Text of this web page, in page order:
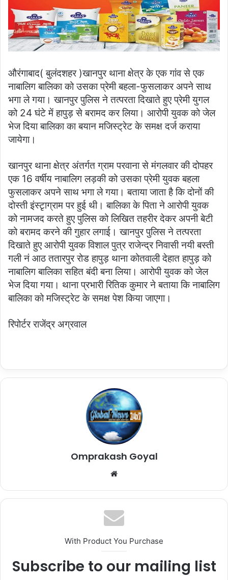
औरंगाबाद( बुलंदशहर )खानपुर थाना क्षेत्र के एक गांव से एक
नाबालिग बालिका को उसका प्रेमी बहला-फुसलाकर अपने साथ
भगा ले गया। खानपुर पुलिस ने तत्परता दिखाते हुए प्रेमी युगल
को 24 घंटे में हापुड़ से बरामद कर लिया। आरोपी युवक को जेल
भेज दिया बालिका का बयान मजिस्ट्रेट के समक्ष दर्ज कराया
जायेगा।
खानपुर थाना क्षेत्र अंतर्गत ग्राम परवाना से मंगलवार की दोपहर
एक 16 वर्षीय नाबालिग लड़की को उसका प्रेमी युवक बहला
फुसलाकर अपने साथ भगा ले गया। बताया जाता है कि दोनों की
दोस्ती इंस्टृाग्राम पर हुई थी। बालिका के पिता ने आरोपी युवक
को नामजद करते हुए पुलिस को लिखित तहरीर देकर अपनी बेटी
को बरामद करने की गुहार लगाई। खानपुर पुलिस ने तत्परता
दिखाते हुए आरोपी युवक विशाल पुत्र राजेन्द्र निवासी नयी बस्ती
गली नं आठ ततारपुर रोड हापुड़ थाना कोतवाली देहात हापुड़ को
नाबालिग बालिका सहित बंदी बना लिया। आरोपी युवक को जेल
भेज दिया गया। थाना प्रभारी रितिक कुमार ने बताया कि नाबालिग
बालिका को मजिस्ट्रेट के समक्ष पेश किया जाएगा।
रिपोर्टर राजेंद्र अग्रवाल
Omprakash Goyal
Website
With Product You Purchase
Subscribe to our mailing list